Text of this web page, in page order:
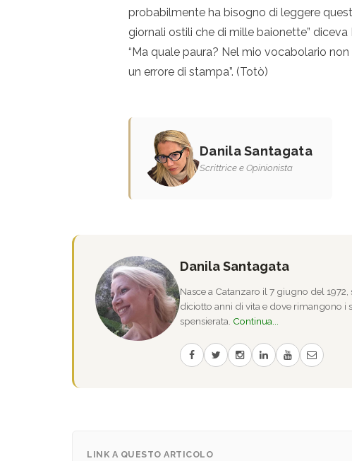
probabilmente ha bisogno di leggere
giornali ostili che di mille baionette”
“Ma quale paura? Nel mio vocabolario
un errore di stampa”. (Totò)
Danila Santagata
Scrittrice e Opinionista
Danila Santagata
Nasce a Catanzaro il 7 giugno del
diciotto anni di vita e dove rimangono i
spensierata. Continua...
LINK A QUESTO ARTICOLO